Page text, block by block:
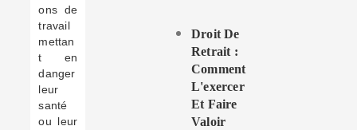
ons de
travail
mettan
t en
danger
leur
santé
ou leur
Droit De
Retrait :
Comment
L'exercer
Et Faire
Valoir